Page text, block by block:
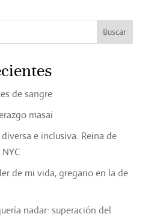
de sangre
masai
e inclusiva. Reina de
de mi vida, gregario en la de
nadar: superación del